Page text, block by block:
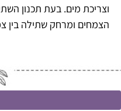
וצריכת מים. בעת תכנון
הצמחים ומרחק שתילה